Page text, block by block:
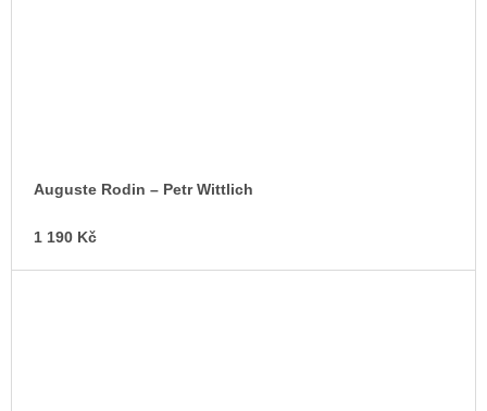
Auguste Rodin – Petr Wittlich
1 190 Kč